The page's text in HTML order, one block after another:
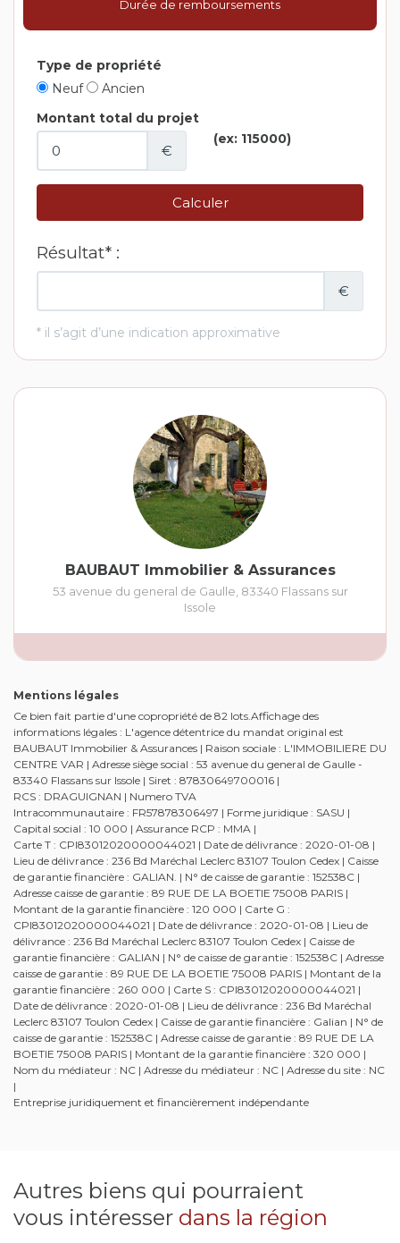
Durée de remboursements
BAUBAUT Immobilier & Assurances
53 avenue du general de Gaulle 83340 Flassans sur
Issole
Mentions légales
Ce bien fait partie d'une copropriété de 82 lots.Affichage des
informations légales : L'agence détentrice du mandat original est
BAUBAUT Immobilier & Assurances | Raison sociale : L'IMMOBILIERE DU
CENTRE VAR | Adresse siège social : 53 avenue du general de Gaulle -
83340 Flassans sur Issole | Siret : 87830649700016 |
RCS : DRAGUIGNAN | Numero TVA
Intracommunautaire : FR57878306497 | Forme juridique : SASU |
Capital social : 10 000 | Assurance RCP : MMA |
Carte T : CPI83012020000044021 | Date de délivrance : 2020-01-08 |
Lieu de délivrance : 236 Bd Maréchal Leclerc 83107 Toulon Cedex | Caisse
de garantie financière : GALIAN. | N° de caisse de garantie : 152538C |
Adresse caisse de garantie : 89 RUE DE LA BOETIE 75008 PARIS |
Montant de la garantie financière : 120 000 | Carte G :
CPI83012020000044021 | Date de délivrance : 2020-01-08 | Lieu de
délivrance : 236 Bd Maréchal Leclerc 83107 Toulon Cedex | Caisse de
garantie financière : GALIAN | N° de caisse de garantie : 152538C | Adresse
caisse de garantie : 89 RUE DE LA BOETIE 75008 PARIS | Montant de la
garantie financière : 260 000 | Carte S : CPI83012020000044021 |
Date de délivrance : 2020-01-08 | Lieu de délivrance : 236 Bd Maréchal
Leclerc 83107 Toulon Cedex | Caisse de garantie financière : Galian | N° de
caisse de garantie : 152538C | Adresse caisse de garantie : 89 RUE DE LA
BOETIE 75008 PARIS | Montant de la garantie financière : 320 000 |
Nom du médiateur : NC | Adresse du médiateur : NC | Adresse du site : NC
|
Entreprise juridiquement et financièrement indépendante
Autres biens qui pourraient
vous intéresser dans la région